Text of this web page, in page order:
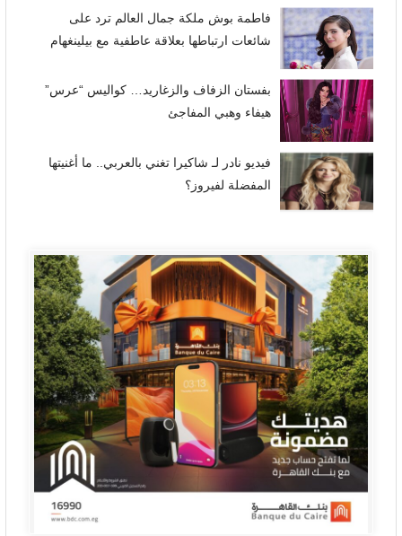
فاطمة بوش ملكة جمال العالم ترد على
شائعات ارتباطها بعلاقة عاطفية مع بيلينغهام
بفستان الزفاف والزغاريد… كواليس “عرس”
هيفاء وهبي المفاجئ
فيديو نادر لـ شاكيرا تغني بالعربي.. ما أغنيتها
المفضلة لفيروز؟